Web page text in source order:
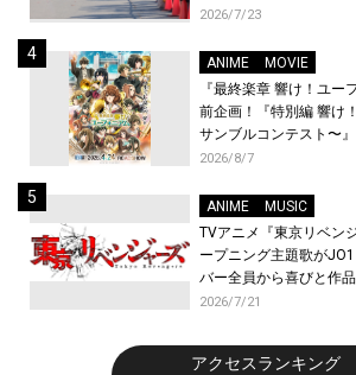
2026/7/23
ANIME
MOVIE
『最終楽章 響け！ユー
前企画！『特別編 響け
サンブルコンテスト〜
ーフォニアム』前編の一
2026/8/7
ANIME
MUSIC
TVアニメ『東京リベン
ープニング主題歌が
バー全員から喜びと作
トが到着！9月に東京・
2026/7/21
アクセスランキング